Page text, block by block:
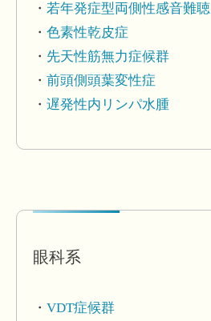
若年発症型両側性感音難聴
色素性乾皮症
先天性筋無力症候群
前頭側頭葉変性症
遅発性内リンパ水腫
眼科系
VDT症候群